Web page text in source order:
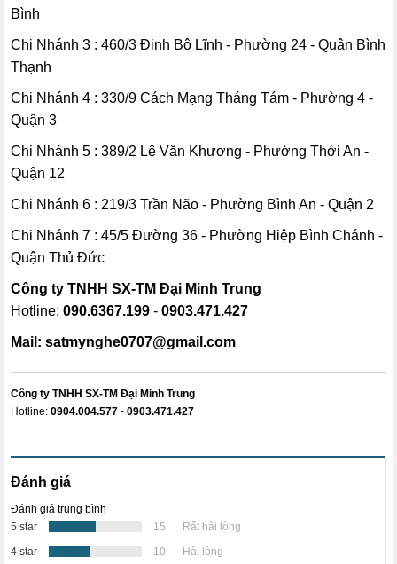
Bình
Chi Nhánh 3 : 460/3 Đinh Bộ Lĩnh - Phường 24 - Quận Bình
Thạnh
Chi Nhánh 4 : 330/9 Cách Mạng Tháng Tám - Phường 4 -
Quận 3
Chi Nhánh 5 : 389/2 Lê Văn Khương - Phường Thới An -
Quận 12
Chi Nhánh 6 : 219/3 Trần Não - Phường Bình An - Quận 2
Chi Nhánh 7 : 45/5 Đường 36 - Phường Hiệp Bình Chánh -
Quận Thủ Đức
Công ty TNHH SX-TMĐại Minh Trung
Hotline: 090.6367.199 -0903.471.427
Mail: satmynghe0707@gmail.com
Công ty TNHH SX-TMĐại Minh Trung
Hotline: 0904.004.577 -0903.471.427
Đánh giá
Đánh giá trung bình
5 star
15
Rất hài lòng
4 star
10
Hài lòng